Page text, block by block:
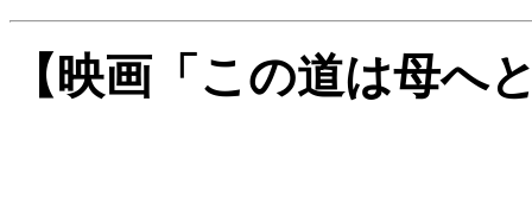
【映画「この道は母へ